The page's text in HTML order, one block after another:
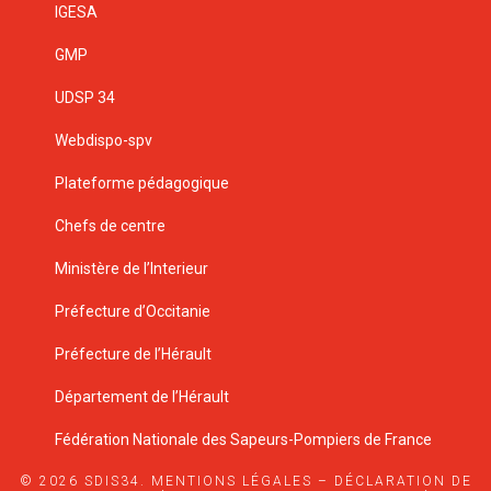
IGESA
GMP
UDSP 34
Webdispo-spv
Plateforme pédagogique
Chefs de centre
Ministère de l’Interieur
Préfecture d’Occitanie
Préfecture de l’Hérault
Département de l’Hérault
Fédération Nationale des Sapeurs-Pompiers de France
© 2026 SDIS34. MENTIONS LÉGALES – DÉCLARATION DE